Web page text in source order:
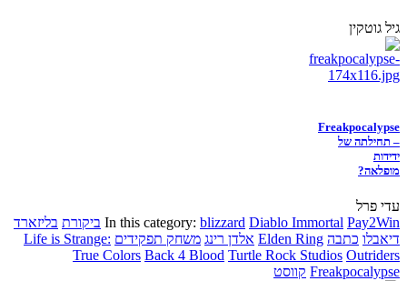
גיל גוטקין
Freakpocalypse
– תחילתה של
ידידות
מופלאה?
עדי פרל
In this category: blizzard Diablo Immortal Pay2Win ביקורת בליזארד
דיאבלו כתבה Elden Ring אלדן רינג משחק תפקידים Life is Strange:
True Colors Back 4 Blood Turtle Rock Studios Outriders
Freakpocalypse קווסט